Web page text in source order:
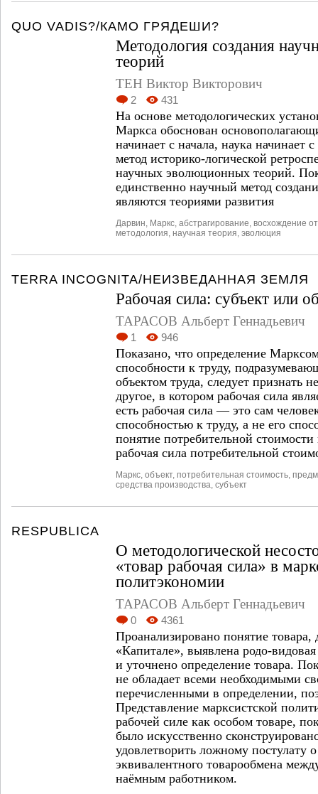
QUO VADIS?/КАМО ГРЯДЕШИ?
Методология создания
теорий
ТЕН Виктор Викторович
2 431
На основе методологических
Маркса обоснован
начинает с начала, наука начинает
метод историко-логической
научных эволюционных теорий.
единственно научный метод
являются теориями развития
Дарвин Маркс абстрагирование восхождение
методология научная теория эволюция
TERRA INCOGNITA/НЕИЗВЕДАННАЯ ЗЕМЛЯ
Рабочая сила: субъект или
ТАРАСОВ Альберт Геннадьевич
1 946
Показано, что определение
способности к труду,
объектом труда, следует признать
другое, в котором рабочая сила
есть рабочая сила — это сам
способностью к труду, а не его
понятие потребительной стоимости
рабочая сила потребительной
Маркс объект, потребительная стоимость
средства производства субъект
RESPUBLICA
О методологической
«товар рабочая сила» в
политэкономии
ТАРАСОВ Альберт Геннадьевич
0 4361
Проанализировано понятие
«Капитале», выявлена родо-
и уточнено определение товара.
не обладает всеми необходимыми
перечисленными в определении,
Представление марксистской
рабочей силе как особом товаре,
было искусственно
удовлетворить ложному постулату
эквивалентного товарообмена
наёмным работником.